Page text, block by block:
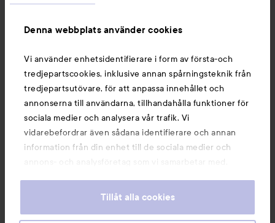
Denna webbplats använder cookies
Vi använder enhetsidentifierare i form av första-och
tredjepartscookies, inklusive annan spårningsteknik från
tredjepartsutövare, för att anpassa innehållet och
annonserna till användarna, tillhandahålla funktioner för
sociala medier och analysera vår trafik. Vi
vidarebefordrar även sådana identifierare och annan
information från din enhet till de sociala medier och
annons- och analysföretag som vi samarbetar med.
information som du har tillhandahållit eller som de har
våra cookies vid fortsatt användande av vår webbplats.
Tillåt alla cookies
Du kanske också gillar